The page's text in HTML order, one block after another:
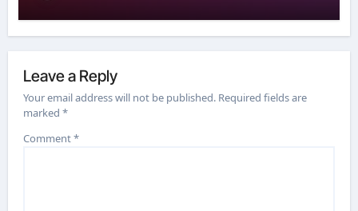
Leave a Reply
Your email address will not be published. Required fields are
marked*
Comment*